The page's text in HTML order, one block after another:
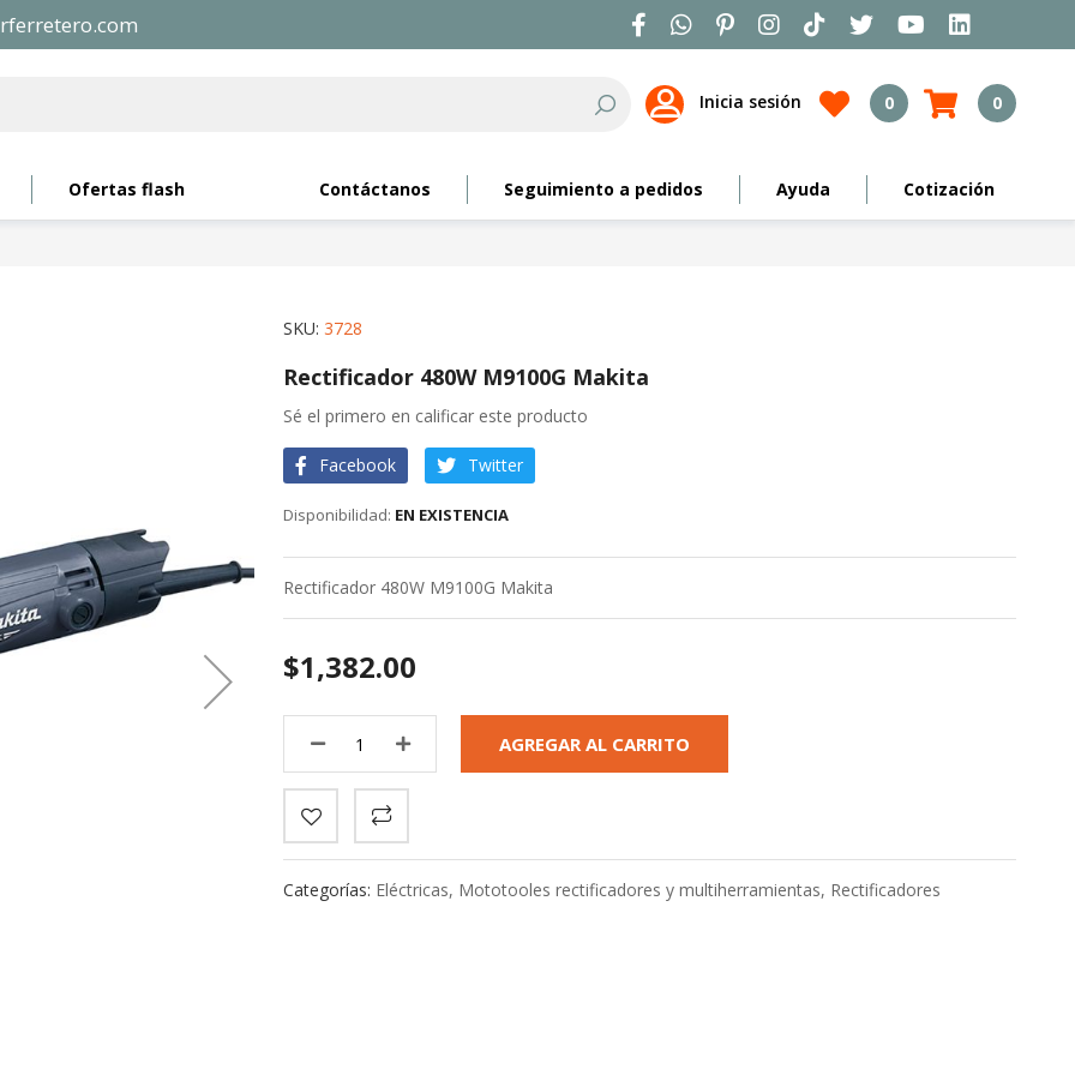
Search
Inicia sesión 0 0
Ofertas flash Contáctanos Seguimiento a pedidos Ayuda Cotización
SKU 3728
Rectificador 480W M9100G Makita
Sé el primero en calificar este producto
Facebook Twitter
EN EXISTENCIA
Rectificador 480W M9100G Makita
$1,382.00
AGREGAR AL CARRITO
Categorías: Eléctricas, Mototooles rectificadores y multiherramientas, Rectificadores